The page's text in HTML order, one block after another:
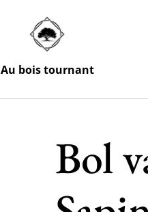
Au bois tournant
Bol